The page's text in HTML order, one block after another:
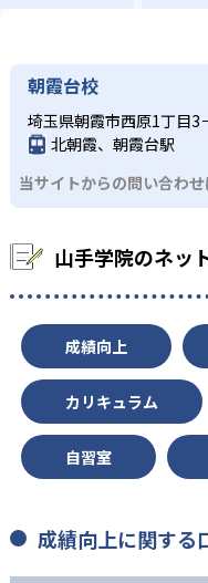
朝霞台校
埼玉県朝霞市西原1丁目3
北朝霞、朝霞台駅
当サイトからの問い合わ
山手学院のネッ
成績向上
カリキュラム
自習室
成績向上に関する